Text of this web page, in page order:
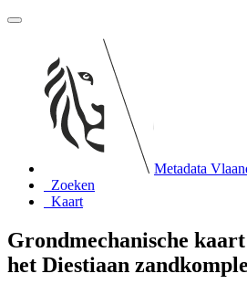
Metadata
Zoeken
Kaart
Grondmechanische
het Diestiaan